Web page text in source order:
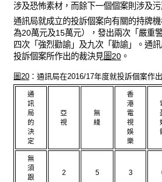
涉及恐怖素材，而餘下一個個案則涉及污
通訊局就成立的投訴個案向有關的持牌
為20萬元及15萬元），發出兩次「嚴重
四次「強烈勸諭」及九次「勸諭」。通
投訴個案所作出的裁決見圖20 。
圖20 ：通訊局在2016/17年度就投訴個案作
通
訊
局
的
決
定
亞
視
無
綫
香
港
電
視
娛
樂
無
須
跟
2 5 3